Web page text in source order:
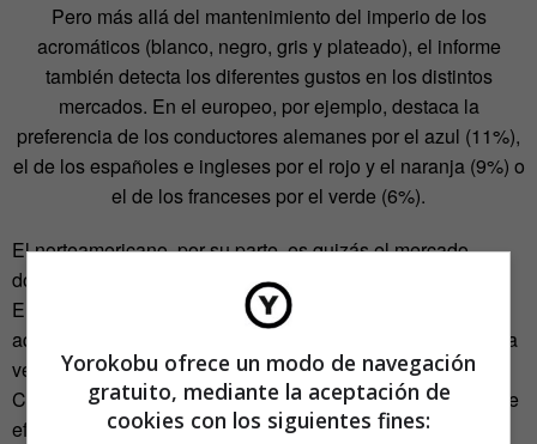
Pero más allá del mantenimiento del imperio de los
acromáticos (blanco, negro, gris y plateado), el informe
también detecta los diferentes gustos en los distintos
mercados. En el europeo, por ejemplo, destaca la
preferencia de los conductores alemanes por el azul (11%),
el de los españoles e ingleses por el rojo y el naranja (9%) o
el de los franceses por el verde (6%).
El norteamericano, por su parte, es quizás el mercado
donde más se aprecia una creciente tendencia que
Elizabeth M. Hoffmann, diseñadora de color de BASF en
aquella región, explica así: «Los tonos más claros son cada
vez más populares, quitándole cuota de mercado al gris.
Cada vez hay más opciones que cuentan con pigmentos de
efectos para darles intensidad y emoción»
Yorokobu ofrece un modo de navegación
gratuito, mediante la aceptación de
cookies con los siguientes fines: